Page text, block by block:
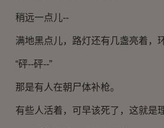
稍远一点儿--
满地黑点儿，路灯还有几盏亮着，环
“砰--砰--”
那是有人在朝尸体补枪。
有些人活着，可早该死了，这就是理